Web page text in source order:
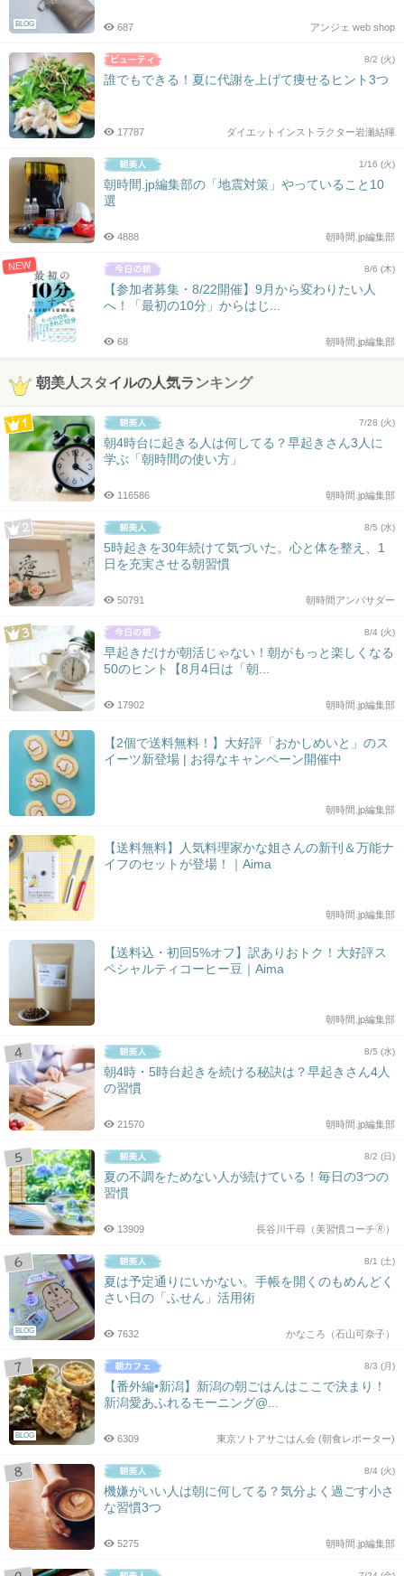
BLOG アンジェ web shop
687
8/2 (火)
誰でもできる！夏に代謝を上げて痩せるヒント3つ
ダイエットインストラクター岩瀬結暉
17787
1/16 (火)
朝時間.jp編集部の「地震対策」やっていること10
選
朝時間.jp編集部
4888
NEW 8/6 (木)
【参加者募集・8/22開催】9月から変わりたい人
へ！「最初の10分」からはじ...
朝時間.jp編集部
68
朝美人スタイルの人気ランキング
7/28 (火)
朝4時台に起きる人は何してる？早起きさん3人に
学ぶ「朝時間の使い方」
朝時間.jp編集部
116586
8/5 (水)
5時起きを30年続けて気づいた。心と体を整え、1
日を充実させる朝習慣
朝時間アンバサダー
50791
8/4 (火)
早起きだけが朝活じゃない！朝がもっと楽しくなる
50のヒント【8月4日は「朝...
朝時間.jp編集部
17902
【2個で送料無料！】大好評「おかしめいと」のス
イーツ新登場 | お得なキャンペーン開催中
朝時間.jp編集部
【送料無料】人気料理家かな姐さんの新刊＆万能ナ
イフのセットが登場！｜Aima
朝時間.jp編集部
【送料込・初回5%オフ】訳ありおトク！大好評ス
ペシャルティコーヒー豆｜Aima
朝時間.jp編集部
8/5 (水)
朝4時・5時台起きを続ける秘訣は？早起きさん4人
の習慣
朝時間.jp編集部
21570
8/2 (日)
夏の不調をためない人が続けている！毎日の3つの
習慣
長谷川千尋（美習慣コーチ🄬）
13909
BLOG
8/1 (土)
夏は予定通りにいかない。手帳を開くのもめんどく
さい日の「ふせん」活用術
かなころ（石山可奈子）
7632
BLOG
8/3 (月)
【番外編•新潟】新潟の朝ごはんはここで決まり！
新潟愛あふれるモーニング@...
東京ソトアサごはん会 (朝食レポーター)
6309
8/4 (火)
機嫌がいい人は朝に何してる？気分よく過ごす小さ
な習慣3つ
朝時間.jp編集部
5275